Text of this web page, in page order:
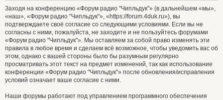
Заходя на конференцию «Форум радио "Чипльдук"» (в дальнейшем «мы»,
«наш», «Форум радио "Чипльдук"», «https://forum.4duk.ru»), вы
подтверждаете своё согласие со следующими условиями. Если вы не
согласны с ними, пожалуйста, не заходите и не пользуйтесь форумами
«Форум радио "Чипльдук"». Мы оставляем за собой право изменять эти
правила в любое время и сделаем всё возможное, чтобы уведомить вас об
этом, однако с вашей стороны было бы разумным регулярно
просматривать этот текст на предмет изменений, так как использование
конференции «Форум радио "Чипльдук"» после обновления/исправления
условий означает ваше согласие с ними.
Наши форумы работают под управлением программного обеспечения